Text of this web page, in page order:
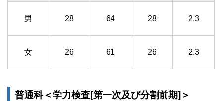
男 28 64 28 2.3
女 26 61 26 2.3
普通科＜学力検査[第一次及び分割前期]＞